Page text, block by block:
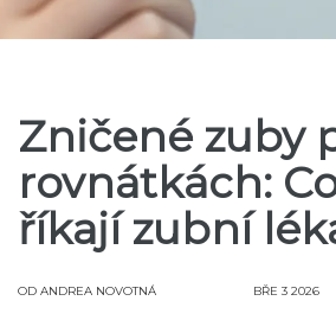
Zničené zuby
rovnátkách:
říkají zubní
OD ANDREA NOVOTNÁ BŘE 3 2026